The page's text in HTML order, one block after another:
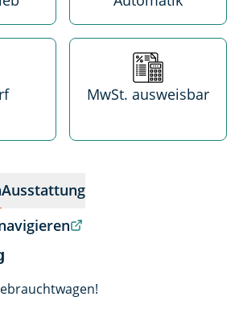
Ausstattung
MwSt.
MwSt. ausweisbar